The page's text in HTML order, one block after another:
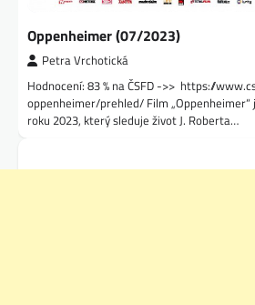
Oppenheimer (07/2023)
Petra Vrchotická
Hodnocení: 83 % na ČSFD ->> https://
oppenheimer/prehled/ Film
roku 2023, který sleduje život J. Roberta…